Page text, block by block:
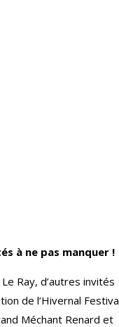
à ne pas manquer !
Ray, d’autres invités
de l’Hivernal
Méchant Renard et